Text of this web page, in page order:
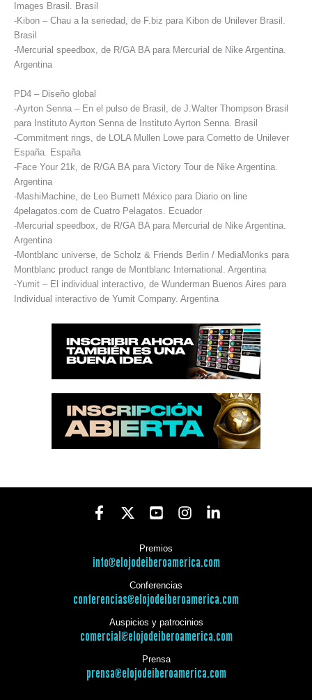
Images Brasil. Brasil
-Kibon – Chau a la seriedad, de F.biz para Kibon de Unilever Brasil.
Brasil
-Mercurial speedbox, de R/GA BA para Mercurial de Nike Argentina.
Argentina
PD4 – Diseño global
-Ayrton Senna – En el pulso de Brasil, de J.Walter Thompson Brasil
para Instituto Ayrton Senna de Instituto Ayrton Senna. Brasil
-Commitment rings, de LOLA Mullen Lowe para Cornetto de Unilever
España. España
-Face Your 21k, de R/GA BA para Victory Tour de Nike Argentina.
Argentina
-MashiMachine, de Leo Burnett México para Diario on line
4pelagatos.com de Cuatro Pelagatos. Ecuador
-Mercurial speedbox, de R/GA BA para Mercurial de Nike Argentina.
Argentina
-Montblanc universe, de Scholz & Friends Berlin / MediaMonks para
Montblanc product range de Montblanc International. Argentina
-Yumit – El individual interactivo, de Wunderman Buenos Aires para
Individual interactivo de Yumit Company. Argentina
Premios
info@elojodeiberoamerica.com
Conferencias
conferencias@elojodeiberoamerica.com
Auspicios y patrocinios
comercial@elojodeiberoamerica.com
Prensa
prensa@elojodeiberoamerica.com